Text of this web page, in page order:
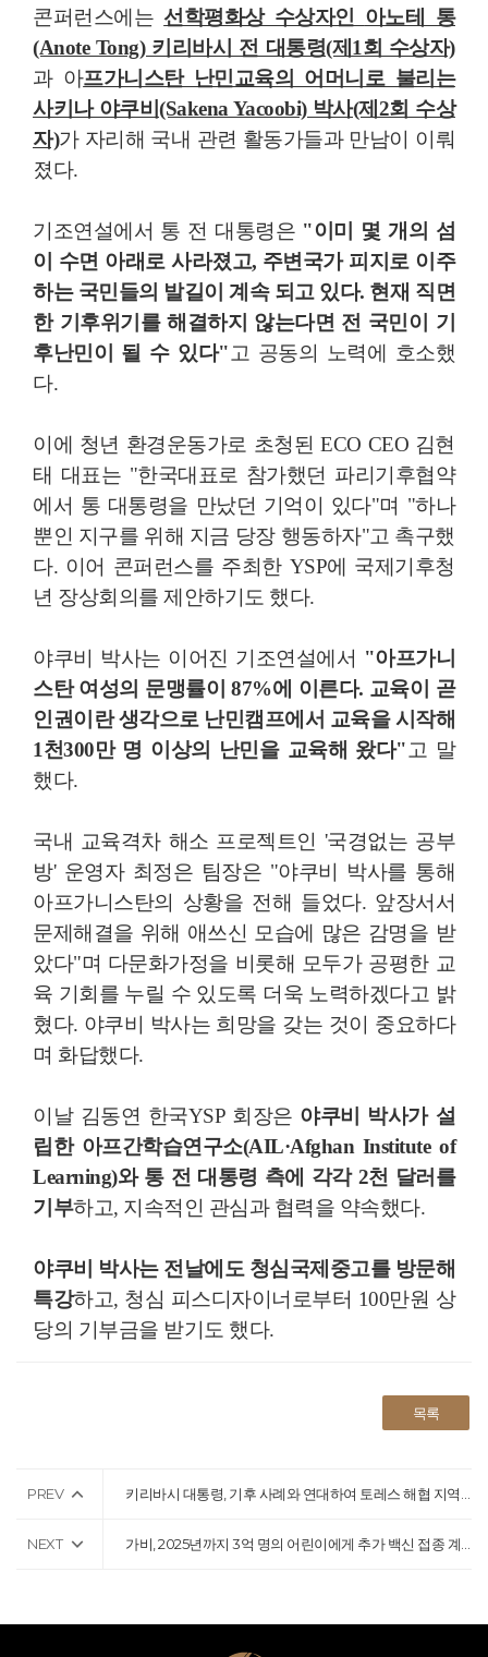
콘퍼런스에는선학평화상 수상자인 아노테 통
(Anote Tong) 키리바시 전 대통령(제1회 수상자)
과 아프가니스탄 난민교육의 어머니로 불리는
사키나 야쿠비(Sakena Yacoobi) 박사(제2회 수상
자)가 자리해 국내 관련 활동가들과 만남이 이뤄
졌다.
기조연설에서 통 전 대통령은 "이미 몇 개의 섬
이 수면 아래로 사라졌고, 주변국가 피지로 이주
하는 국민들의 발길이 계속 되고 있다. 현재 직면
한 기후위기를 해결하지 않는다면 전 국민이 기
후난민이 될 수 있다"고 공동의 노력에 호소했
다.
이에 청년 환경운동가로 초청된 ECO CEO 김현
태 대표는 "한국대표로 참가했던 파리기후협약
에서 통 대통령을 만났던 기억이 있다"며 "하나
뿐인 지구를 위해 지금 당장 행동하자"고 촉구했
다. 이어 콘퍼런스를 주최한 YSP에 국제기후청
년 장상회의를 제안하기도 했다.
야쿠비 박사는 이어진 기조연설에서 "아프가니
스탄 여성의 문맹률이 87%에 이른다. 교육이 곧
인권이란 생각으로 난민캠프에서 교육을 시작해
1천300만 명 이상의 난민을 교육해 왔다"고 말
했다.
국내 교육격차 해소 프로젝트인 '국경없는 공부
방' 운영자 최정은 팀장은 "야쿠비 박사를 통해
아프가니스탄의 상황을 전해 들었다. 앞장서서
문제해결을 위해 애쓰신 모습에 많은 감명을 받
았다"며 다문화가정을 비롯해 모두가 공평한 교
육 기회를 누릴 수 있도록 더욱 노력하겠다고 밝
혔다. 야쿠비 박사는 희망을 갖는 것이 중요하다
며 화답했다.
이날 김동연 한국YSP 회장은 야쿠비 박사가 설
립한 아프간학습연구소(AIL·Afghan Institute of
Learning)와 통 전 대통령 측에 각각 2천 달러를
기부하고, 지속적인 관심과 협력을 약속했다.
야쿠비 박사는 전날에도 청심국제중고를 방문해
특강하고, 청심 피스디자이너로부터 100만원 상
당의 기부금을 받기도 했다.
목록
PREV 키리바시 대통령, 기후 사례와 연대하여 토레스 해협 지역 사회를 순회
NEXT 가비, 2025년까지 3억 명의 어린이에게 추가 백신 접종 계획 진행 중